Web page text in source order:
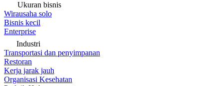
Ukuran bisnis
Wirausaha solo
Bisnis kecil
Enterprise
Industri
Transportasi dan penyimpanan
Restoran
Kerja jarak jauh
Organisasi Kesehatan